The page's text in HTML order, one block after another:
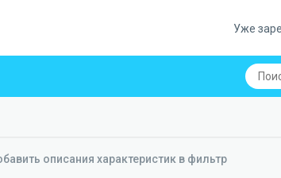
Уже
описания характеристик в фильтр